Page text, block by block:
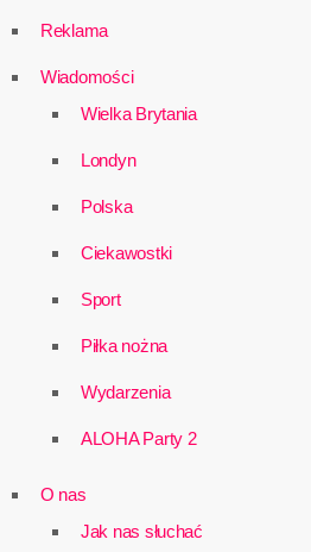
Reklama
Wiadomości
Wielka Brytania
Londyn
Polska
Ciekawostki
Sport
Piłka nożna
Wydarzenia
ALOHA Party 2
O nas
Jak nas słuchać